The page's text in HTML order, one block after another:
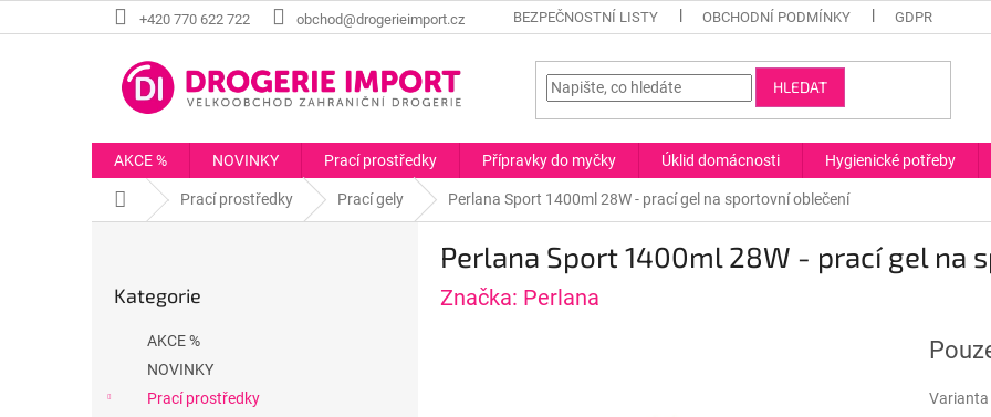
na
+420 770 622 722 obchod@drogerieimport.cz BEZPEČNOSTNÍ LISTY OBCHODNÍ PODMÍNKY GDPR
HLEDAT
AKCE % NOVINKY Prací prostředky Přípravky do myčky Úklid domácnosti Hygienické potřeby
Domů Prací prostředky Prací gely Perlana Sport 1400ml 28W - prací gel na sportovní oblečení
kategorie
Kategorie
AKCE %
NOVINKY
Prací prostředky
Perlana Sport 1400ml 28W - prací gel na
Značka: Perlana
Varianta